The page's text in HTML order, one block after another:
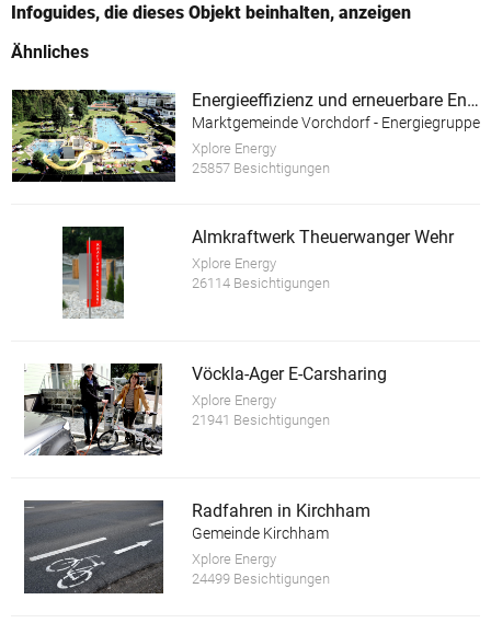
Infoguides, die dieses Objekt beinhalten, anzeigen
Ähnliches
Energieeffizienz und erneuerbare Energie im Almtalbad Vorchdorf
Marktgemeinde Vorchdorf - Energiegruppe
Xplore Energy
25857 Besichtigungen
Almkraftwerk Theuerwanger Wehr
Xplore Energy
26114 Besichtigungen
Vöckla-Ager E-Carsharing
Xplore Energy
21941 Besichtigungen
Radfahren in Kirchham
Gemeinde Kirchham
Xplore Energy
24499 Besichtigungen